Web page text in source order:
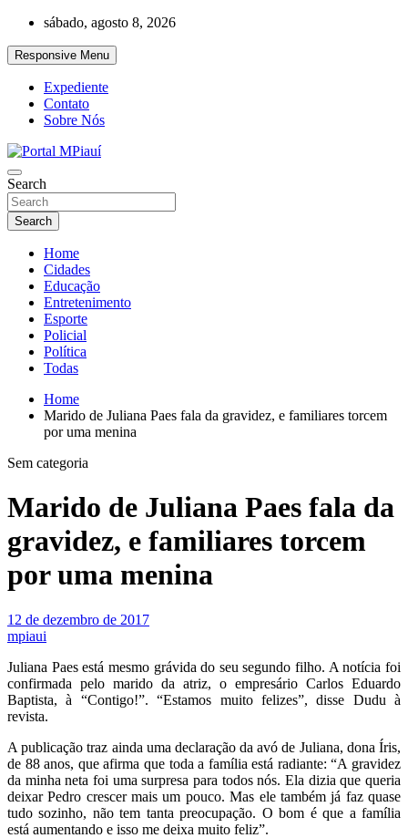
Skip
content
sábado, agosto 8, 2026
Responsive Menu
Expediente
Contato
Sobre Nós
Portal MPiauí
Notícias do Piauí – Teresina – Água Branca e todo Médio Parnaíba
Search
Search
Home
Cidades
Educação
Entretenimento
Esporte
Policial
Política
Todas
Home
Marido de Juliana Paes fala da gravidez, e familiares torcem
por uma menina
Sem categoria
Marido de Juliana Paes fala da
gravidez, e familiares torcem
por uma menina
12 de dezembro de 2017
mpiaui
Juliana Paes está mesmo grávida do seu segundo filho. A notícia foi
confirmada pelo marido da atriz, o empresário Carlos Eduardo
Baptista, à “Contigo!”. “Estamos muito felizes”, disse Dudu à
revista.
A publicação traz ainda uma declaração da avó de Juliana, dona Íris,
de 88 anos, que afirma que toda a família está radiante: “A gravidez
da minha neta foi uma surpresa para todos nós. Ela dizia que queria
deixar Pedro crescer mais um pouco. Mas ele também já faz quase
tudo sozinho, não tem tanta preocupação. O bom é que a família
está aumentando e isso me deixa muito feliz”.